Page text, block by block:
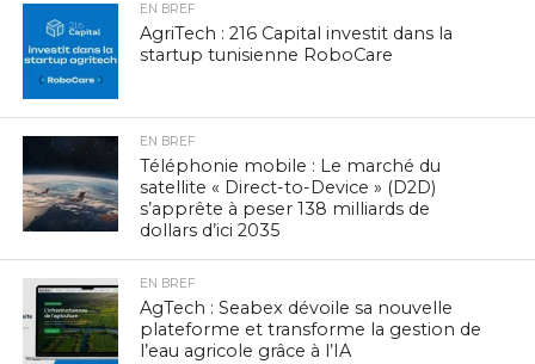
EN BREF
AgriTech : 216 Capital investit dans la
startup tunisienne RoboCare
EN BREF
Téléphonie mobile : Le marché du
satellite « Direct-to-Device » (D2D)
s’apprête à peser 138 milliards de
dollars d’ici 2035
EN BREF
AgTech : Seabex dévoile sa nouvelle
plateforme et transforme la gestion de
l’eau agricole grâce à l’IA